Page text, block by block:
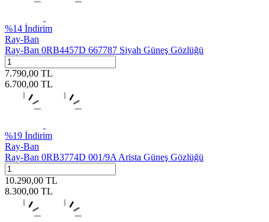
%14 İndirim
Ray-Ban
Ray-Ban 0RB4457D 667787 Siyah Güneş Gözlüğü
7.790,00 TL
6.700,00 TL
%19 İndirim
Ray-Ban
Ray-Ban 0RB3774D 001/9A Arista Güneş Gözlüğü
10.290,00 TL
8.300,00 TL